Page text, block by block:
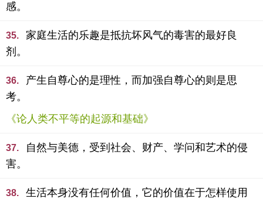
感。
35.
家庭生活的乐趣是抵抗坏风气的毒害的最好良
剂。
36.
产生自尊心的是理性，而加强自尊心的则是思
考。
《论人类不平等的起源和基础》
37.
自然与美德，受到社会、财产、学问和艺术的侵
害。
38.
生活本身没有任何价值，它的价值在于怎样使用